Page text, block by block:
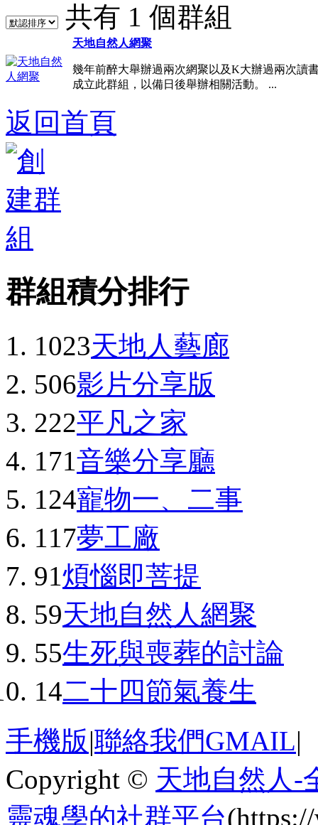
共有 1 個群組
天地自然人網聚
幾年前醉大舉辦過兩次網聚以及K大辦過兩次讀
成立此群組，以備日後舉辦相關活動。 ...
返回首頁
群組積分排行
1023天地人藝廊
506影片分享版
222平凡之家
171音樂分享廳
124寵物一、二事
117夢工廠
91煩惱即菩提
59天地自然人網聚
55生死與喪葬的討論
14二十四節氣養生
手機版|聯絡我們GMAIL|
Copyright © 天地自然人-
靈魂學的社群平台